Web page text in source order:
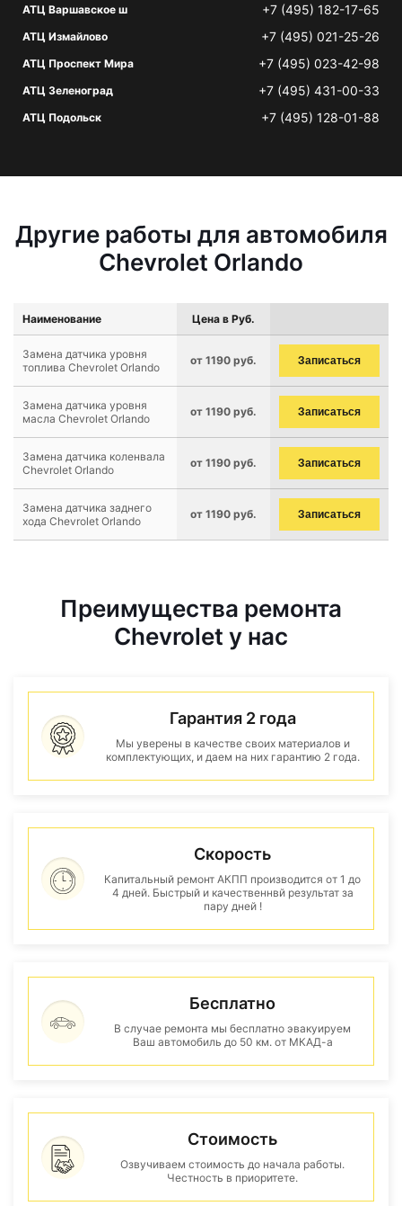
АТЦ Варшавское ш +7 (495) 182-17-65
АТЦ Измайлово +7 (495) 021-25-26
АТЦ Проспект Мира +7 (495) 023-42-98
АТЦ Зеленоград +7 (495) 431-00-33
АТЦ Подольск +7 (495) 128-01-88
Другие работы для автомобиля
Chevrolet Orlando
Наименование Цена в Руб.
Замена датчика уровня
топлива Chevrolet Orlando
от 1190 руб. Записаться
Замена датчика уровня
масла Chevrolet Orlando
от 1190 руб. Записаться
Замена датчика коленвала
Chevrolet Orlando
от 1190 руб. Записаться
Замена датчика заднего
хода Chevrolet Orlando
от 1190 руб. Записаться
Преимущества ремонта
Chevrolet у нас
Гарантия 2 года
Мы уверены в качестве своих материалов и
комплектующих, и даем на них гарантию 2 года.
Скорость
Капитальный ремонт АКПП производится от 1 до
4 дней. Быстрый и качественнвй результат за
пару дней !
Бесплатно
В случае ремонта мы бесплатно эвакуируем
Ваш автомобиль до 50 км. от МКАД-а
Стоимость
Озвучиваем стоимость до начала работы.
Честность в приоритете.